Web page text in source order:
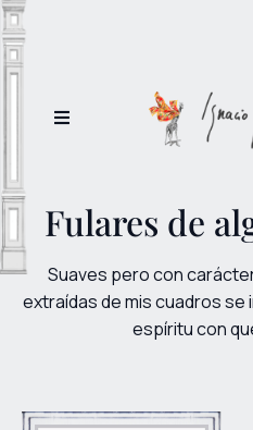
Fulares de
Suaves pero con
extraídas de mis cuadros se
espíritu con